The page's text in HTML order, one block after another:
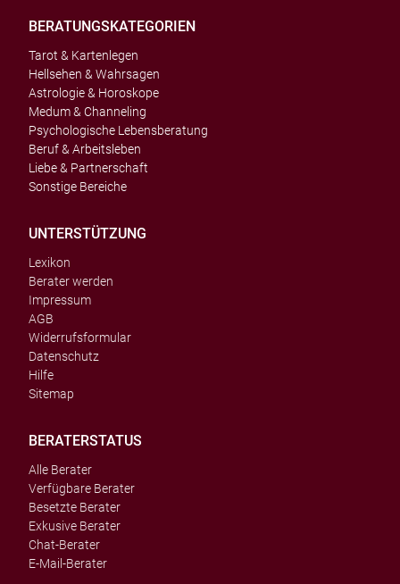
BERATUNGSKATEGORIEN
Tarot & Kartenlegen
Hellsehen & Wahrsagen
Astrologie & Horoskope
Medum & Channeling
Psychologische Lebensberatung
Beruf & Arbeitsleben
Liebe & Partnerschaft
Sonstige Bereiche
UNTERSTÜTZUNG
Lexikon
Berater werden
Impressum
AGB
Widerrufsformular
Datenschutz
Hilfe
Sitemap
BERATERSTATUS
Alle Berater
Verfügbare Berater
Besetzte Berater
Exkusive Berater
Chat-Berater
E-Mail-Berater